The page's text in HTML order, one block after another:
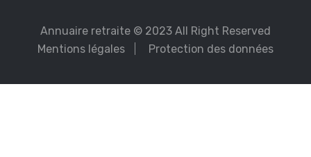
Annuaire retraite © 2023 All Right Reserved
Mentions légales
Protection des données